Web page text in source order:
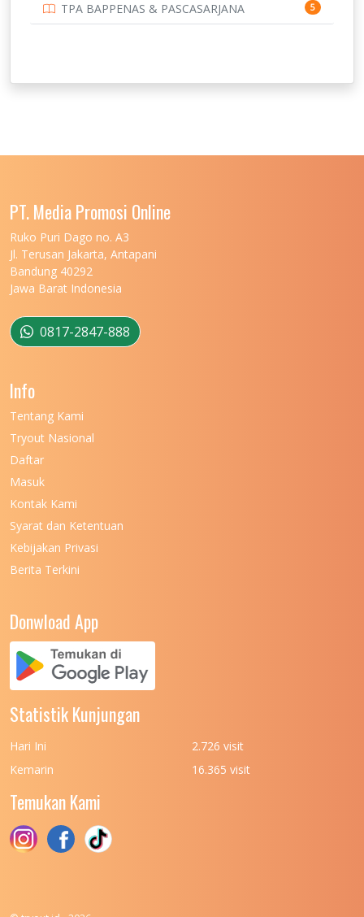
134
UNIVERSITAS JEMBER
UNIVERSITAS MALIKUSSALEH
UNIVERSITAS MARITIM RAJA ALI HAJI
UNIVERSITAS MATARAM
UNIVERSITAS MULAWARMAN
UNIVERSITAS MUSAMUS
UNIVERSITAS NEGERI KHAIRUN
UNIVERSITAS NEGERI MEDAN
UNIVERSITAS NEGERI PADANG
UNIVERSITAS NUSA CENDANA
UNIVERSITAS PADJADJARAN
UNIVERSITAS PATTIMURA
(UPN) VETERAN JAKARTA
UNIVERSITAS PEMBANGUNAN NASIONAL
(UPN) VETERAN JAWA TIMUR
UNIVERSITAS PEMBANGUNAN NASIONAL
TPA BAPPENAS & PASCASARJANA 5
PT. Media Promosi Online
Ruko Puri Dago no. A3
Jl. Terusan Jakarta, Antapani
Bandung 40292
Jawa Barat Indonesia
0817-2847-888
Info
Tentang Kami
Tryout Nasional
Daftar
Masuk
Kontak Kami
Syarat dan Ketentuan
Kebijakan Privasi
Berita Terkini
Donwload App
Statistik Kunjungan
Hari Ini
2.726 visit
Kemarin
16.365 visit
Temukan Kami